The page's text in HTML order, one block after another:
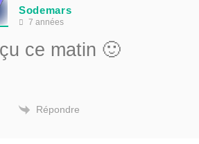
Sodemars
7 années
ce matin 🙂
Répondre